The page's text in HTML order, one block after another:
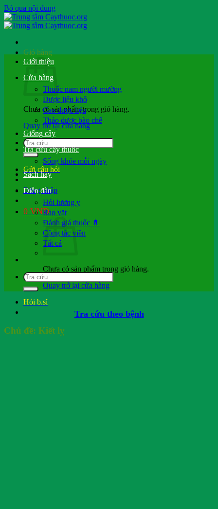
Bỏ qua nội dung
Giỏ hàng
Chưa có sản phẩm trong giỏ hàng.
Quay trở lại cửa hàng
Gửi câu hỏi
Đăng nhập
0 VND
Chưa có sản phẩm trong giỏ hàng.
Quay trở lại cửa hàng
Hỏi b.sĩ
Giới thiệu
Cửa hàng
Thuốc nam người mường
Dược liệu khô
Cao dược liệu
Thảo dược bào chế
Giống cây
Tra cứu cây thuốc
Sống khỏe mỗi ngày
Sách hay
Diễn đàn
Hỏi lương y
Rao vặt
Đánh giá thuốc 💊
Cộng tác viên
Tất cả
Tra cứu theo bệnh
Chủ đề: Kiết lỵ